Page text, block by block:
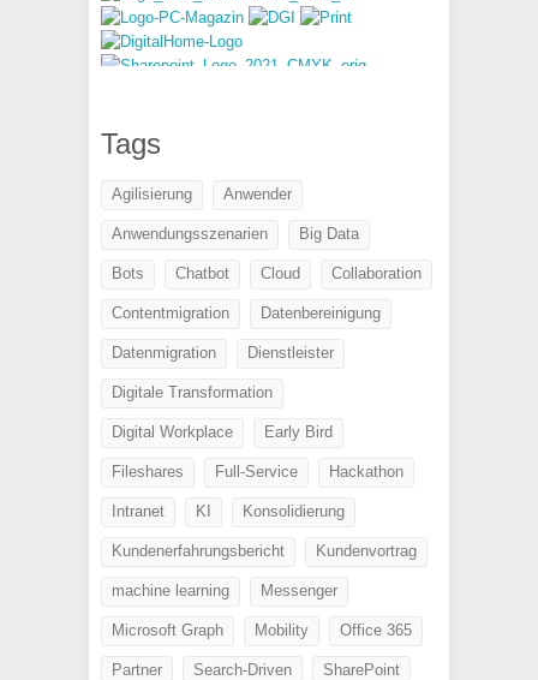
Tags
Agilisierung Anwender
Anwendungsszenarien Big Data
Bots Chatbot Cloud Collaboration
Contentmigration Datenbereinigung
Datenmigration Dienstleister
Digitale Transformation
Digital Workplace Early Bird
Fileshares Full-Service Hackathon
Intranet KI Konsolidierung
Kundenerfahrungsbericht Kundenvortrag
machine learning Messenger
Microsoft Graph Mobility Office 365
Partner Search-Driven SharePoint